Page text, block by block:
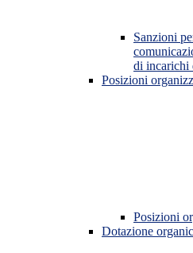
Sanzioni
di incarichi
Posizioni
Posizioni
Dotazione